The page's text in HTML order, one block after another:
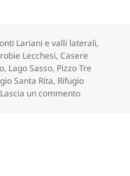
Lariani e valli laterali,
Lecchesi,Casere
, Lago Sasso, Pizzo Tre
Santa Rita, Rifugio
Lascia un commentosu LAGO